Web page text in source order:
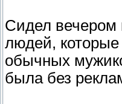
Сидел вечером
людей,
обычных
была без